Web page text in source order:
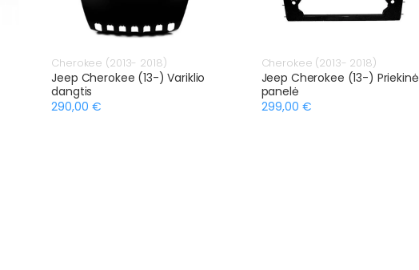
Cherokee (2013- 2018)
Jeep Cherokee (13-) Variklio
dangtis
290,00 €
Cherokee (2013- 2018)
Jeep Cherokee (13-) Priekinė
panelė
299,00 €